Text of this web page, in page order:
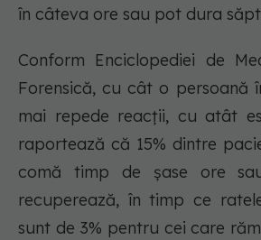
în câteva ore sau pot dura
Conform Enciclopediei de
Forensică, cu cât o persoană
mai repede reacții, cu atât
raportează că 15% dintre
comă timp de șase ore
recuperează, în timp ce
sunt de 3% pentru cei care